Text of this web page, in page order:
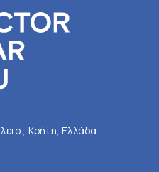
, Κρήτη, Ελλάδα